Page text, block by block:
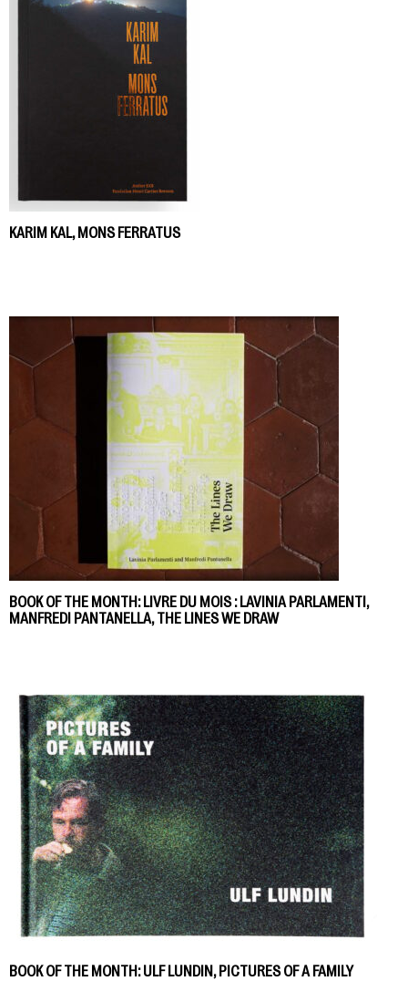
KARIM KAL, MONS FERRATUS
BOOK OF THE MONTH: LIVRE DU MOIS : LAVINIA PARLAMENTI,
MANFREDI PANTANELLA, THE LINES WE DRAW
BOOK OF THE MONTH: ULF LUNDIN, PICTURES OF A FAMILY